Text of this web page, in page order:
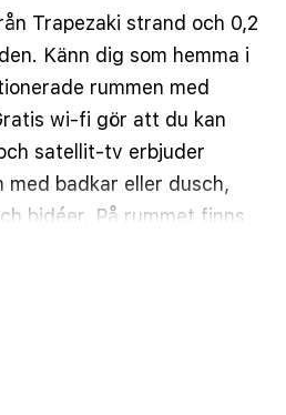
Trapezaki strand och 0,2
Känn dig som hemma i
rummen med
wi-fi gör att du kan
satellit-tv erbjuder
med badkar eller dusch,
bidéer. På rummet finns
och skrivbord.
decimal.